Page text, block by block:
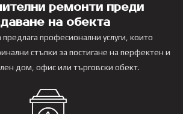
ремонти преди
на обекта
професионални услуги, които
стъпки за постигане на перфектен и
дом, офис или търговски обект.